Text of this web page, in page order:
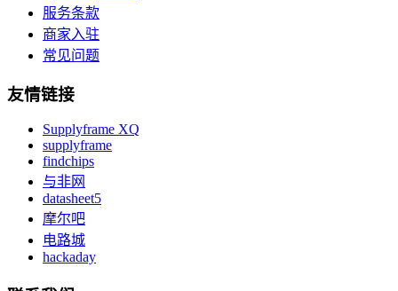
服务条款
商家入驻
常见问题
友情链接
Supplyframe XQ
supplyframe
findchips
与非网
datasheet5
摩尔吧
电路城
hackaday